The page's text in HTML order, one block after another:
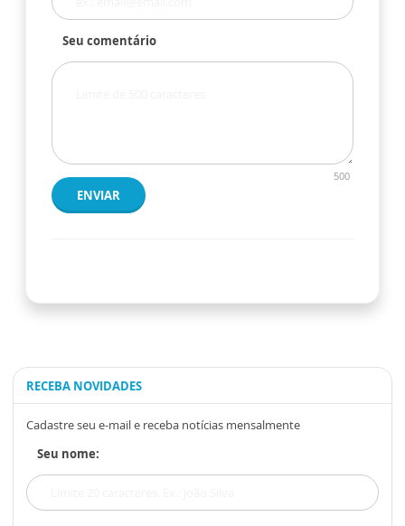
Seu comentário
500
ENVIAR
RECEBA NOVIDADES
Cadastre seu e-mail e receba notícias mensalmente
Seu nome: